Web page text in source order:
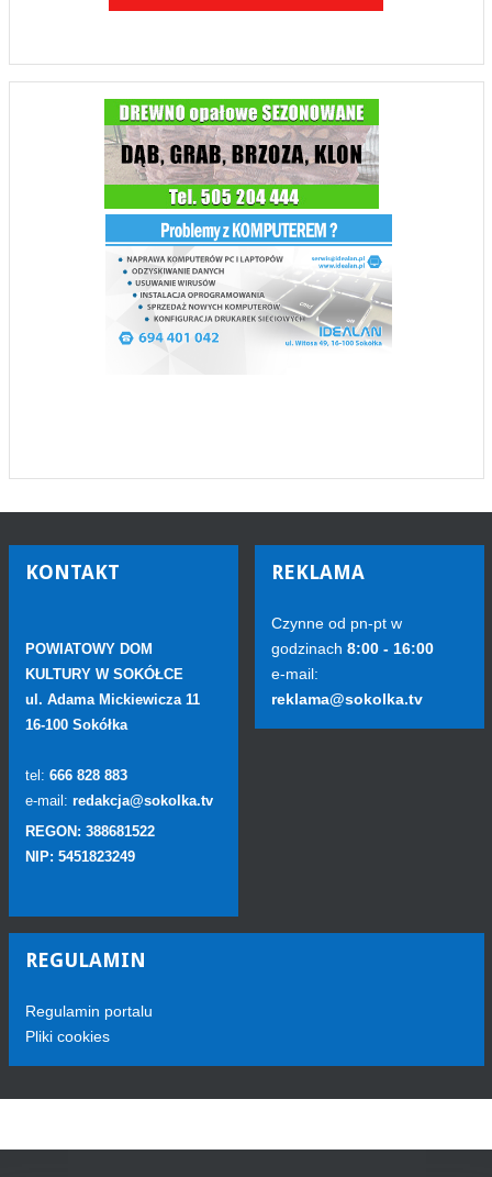
KONTAKT
POWIATOWY DOM
KULTURY W SOKÓŁCE
ul. Adama Mickiewicza 11
16-100 Sokółka
tel: 666 828 883
e-mail: redakcja@sokolka.tv
REGON: 388681522
NIP: 5451823249
REKLAMA
Czynne od pn-pt w
godzinach 8:00 - 16:00
e-mail:
reklama@sokolka.tv
REGULAMIN
Regulamin portalu
Pliki cookies